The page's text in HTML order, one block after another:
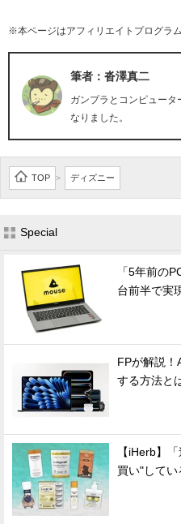
※本ページはアフィリエイトプログラ
筆者：沓澤真二
ガンプラとコンピュー
なりました。
TOP > ディズニー
Special
「5年前の
台前半で実
FPが解説！
する方法と
【iHerb】
買い"してい